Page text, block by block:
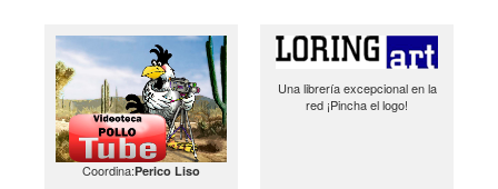
Coordina:Perico Liso
Una librería excepcional en la
red ¡Pincha el logo!